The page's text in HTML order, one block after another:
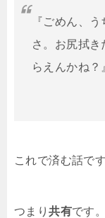
『ごめん、
さ。お尻拭き
らえんかね？
これで済む話で
つまり共有です。